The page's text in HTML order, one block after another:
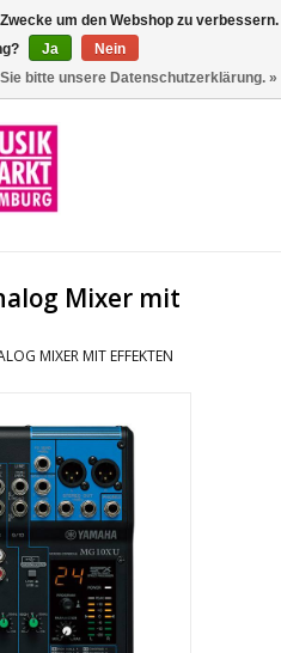
Mixer mit
MIXER MIT EFFEKTEN
um den Webshop zu verbessern.
Ja
Nein
bitte unsere Datenschutzerklärung. »